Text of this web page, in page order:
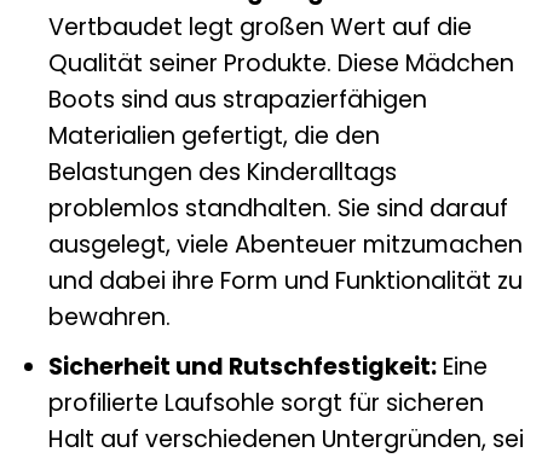
Vertbaudet legt großen Wert auf die
Qualität seiner Produkte. Diese Mädchen
Boots sind aus strapazierfähigen
Materialien gefertigt, die den
Belastungen des Kinderalltags
problemlos standhalten. Sie sind darauf
ausgelegt, viele Abenteuer mitzumachen
und dabei ihre Form und Funktionalität zu
bewahren.
Sicherheit und Rutschfestigkeit:Eine
profilierte Laufsohle sorgt für sicheren
Halt auf verschiedenen Untergründen, sei